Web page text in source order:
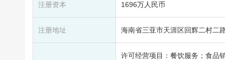
注册资本 1696万人民币
注册地址 海南省三亚市天涯区回辉二村二
许可经营项目：餐饮服务；食品